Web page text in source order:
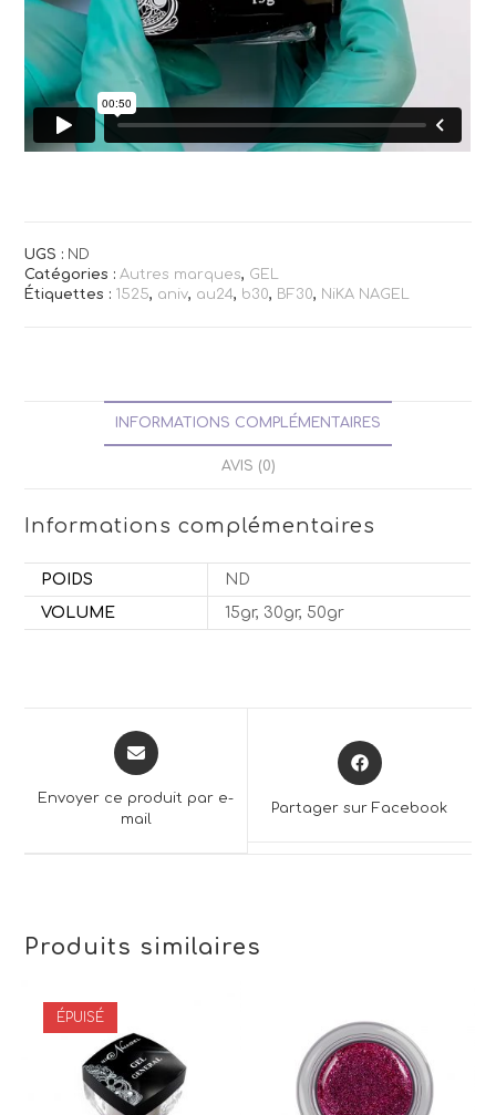
UGS : ND
Catégories :Autres marques, GEL
Étiquettes : 1525, aniv, au24, b30, BF30, NiKA NAGEL
INFORMATIONS COMPLÉMENTAIRES
AVIS (0)
Informations complémentaires
POIDS
ND
VOLUME
15gr, 30gr, 50gr
Opens
in
new
Envoyer ce produit par e-
mail
Opens
in
Partager sur Facebook
Produits similaires
ÉPUISÉ